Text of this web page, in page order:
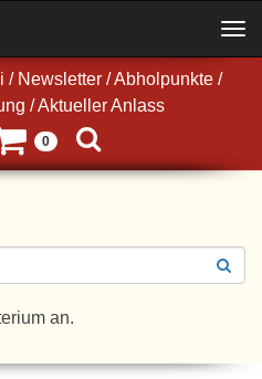
/ Newsletter / Abholpunkte /
/Aktueller Anlass
0
navigation
an.